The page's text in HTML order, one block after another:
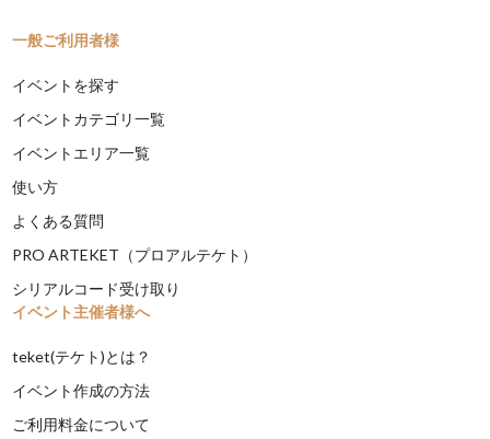
一般ご利用者様
イベントを探す
イベントカテゴリ一覧
イベントエリア一覧
使い方
よくある質問
PRO ARTEKET（プロアルテケト）
シリアルコード受け取り
イベント主催者様へ
teket(テケト)とは？
イベント作成の方法
ご利用料金について